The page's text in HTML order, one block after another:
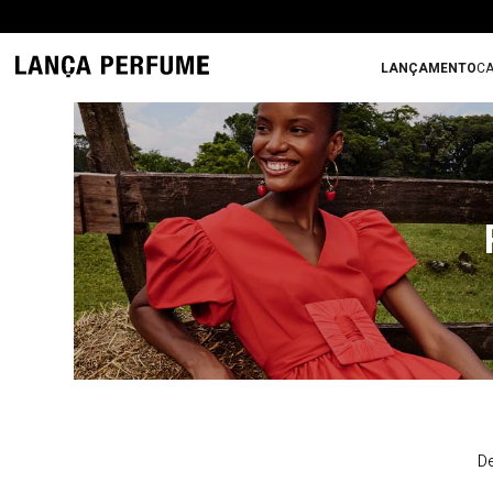
LANÇAMENTO